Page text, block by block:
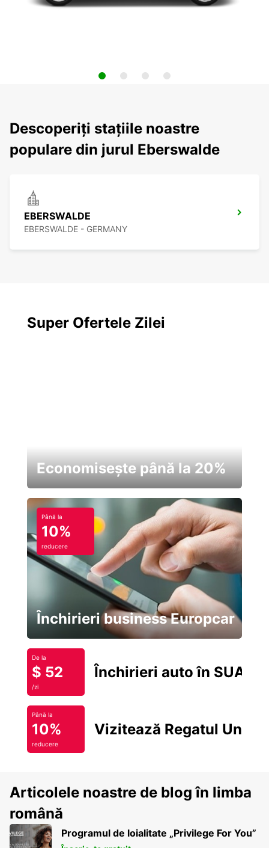
Descoperiți stațiile noastre
populare din jurul Eberswalde
EBERSWALDE
EBERSWALDE - GERMANY
Super Ofertele Zilei
Economisește până la 20%
Până la
10%
reducere
Închirieri business Europcar
De la
$ 52
/zi
Închirieri auto în SUA
Până la
10%
reducere
Vizitează Regatul Unit
Articolele noastre de blog în limba
română
Programul de loialitate „Privilege For You”